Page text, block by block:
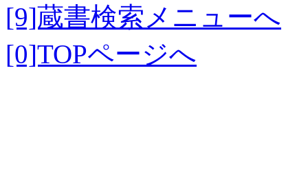
[9]蔵書検索メニューへ
[0]TOPページへ